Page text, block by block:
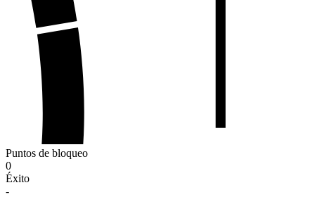
Puntos de bloqueo
0
Éxito
-